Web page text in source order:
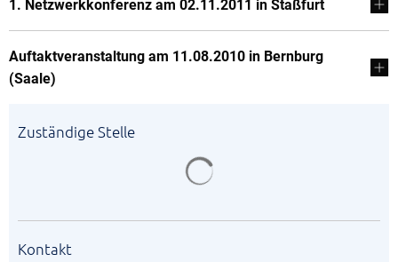
1. Netzwerkkonferenz am 02.11.2011 in Staßfurt
Auftaktveranstaltung am 11.08.2010 in Bernburg
(Saale)
Zuständige Stelle
Kontakt